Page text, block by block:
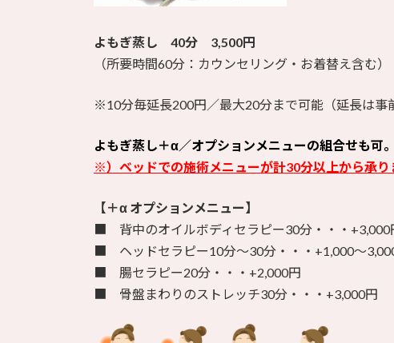
よもぎ蒸し 40分 3,500円
（所要時間60分：カウンセリング・お着替え含む）
※10分毎延長200円／最大20分まで可能（延長は事
よもぎ蒸し＋α／オプションメニューの組合せも可。
※）ベッドでの施術メニューが計30分以上から承り
【＋α オプションメニュー】
■ 背中のオイルボディセラピー30分・・・+3,000
■ ヘッドセラピー10分～30分・・・+1,000～
■ 腸セラピー20分・・・+2,000円
■ 骨盤まわりのストレッチ30分・・・+3,000円